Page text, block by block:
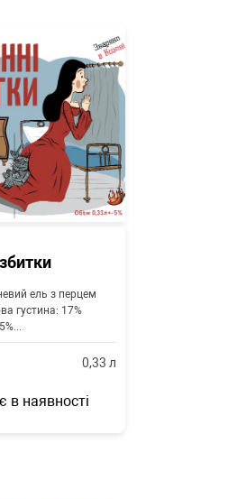
ель з перцем
густина: 17%
0,33 л
в наявності